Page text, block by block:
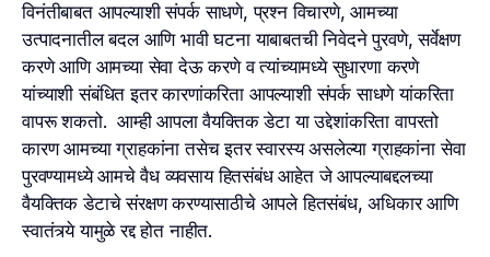
विनंतीबाबत आपल्याशी संपर्क साधणे, प्रश्न विचारणे, आमच्या
उत्पादनातील बदल आणि भावी घटना याबाबतची निवेदने पुरवणे, सर्वेक्षण
करणे आणि आमच्या सेवा देऊ करणे व त्यांच्यामध्ये सुधारणा करणे
यांच्याशी संबंधित इतर कारणांकरिता आपल्याशी संपर्क साधणे यांकरिता
वापरू शकतो. आम्ही आपला वैयक्तिक डेटा या उद्देशांकरिता वापरतो
कारण आमच्या ग्राहकांना तसेच इतर स्वारस्य असलेल्या ग्राहकांना सेवा
पुरवण्यामध्ये आमचे वैध व्यवसाय हितसंबंध आहेत जे आपल्याबद्दलच्या
वैयक्तिक डेटाचे संरक्षण करण्यासाठीचे आपले हितसंबंध, अधिकार आणि
स्वातंत्र्ये यामुळे रद्द होत नाहीत.